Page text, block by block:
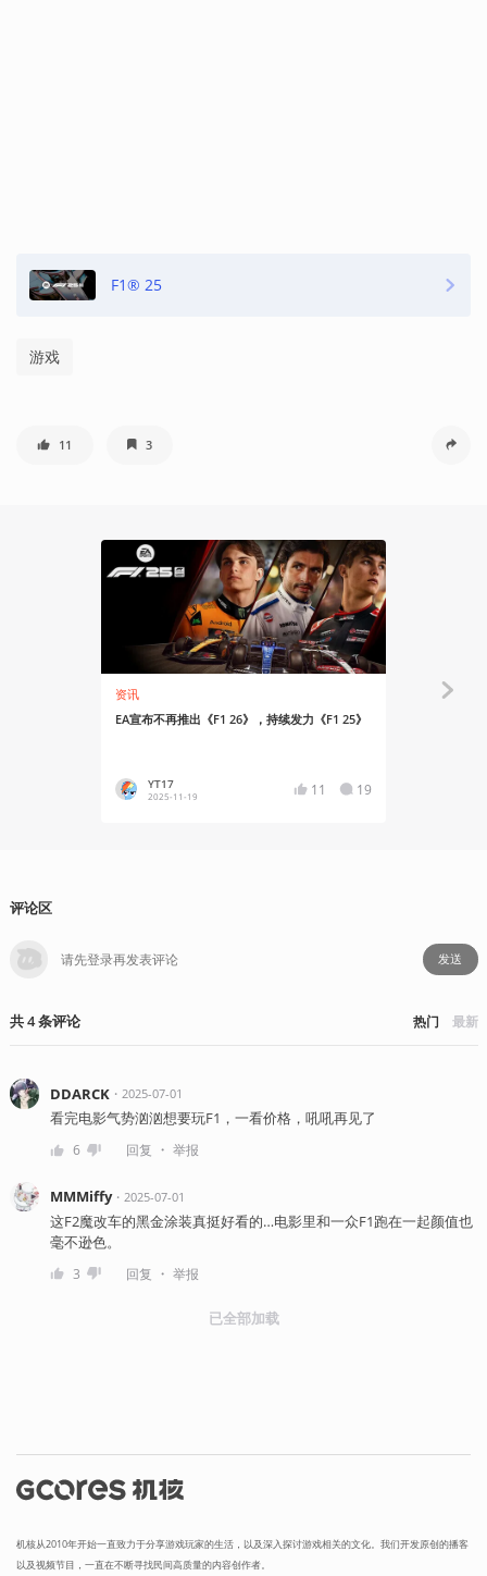
F1® 25
游戏
11 3
资讯
EA宣布不再推出《F1 26》，持续发力《F1 25》
YT17
2025-11-19 11 19
评论区
发送
共4条评论 热门 最新
DDARCK・ 2025-07-01
看完电影气势汹汹想要玩F1，一看价格，吼吼再见了
6 回复 ・ 举报
MMMiffy・ 2025-07-01
这F2魔改车的黑金涂装真挺好看的…电影里和一众F1跑在一起颜值也
毫不逊色。
3 回复 ・ 举报
已全部加载
机核从2010年开始一直致力于分享游戏玩家的生活，以及深入探讨游戏相关的文化。我们开发原创的播客
以及视频节目，一直在不断寻找民间高质量的内容创作者。